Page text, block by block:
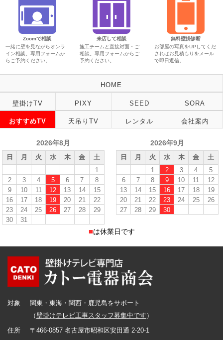
Zoomで相談
一緒に壁を見ながらオンラ
イン相談。専用フォームか
らご予約ください。
来店して相談
施工チームと直接対面・ご
相談。専用フォームからご
予約ください。
無料壁掛診断
お部屋の写真をUPしてくだ
さればお見積もりをメール
で即日返信。
HOME
壁掛けTV PIXY SEED SORA
おすすめTV 天吊りTV レンタル 会社案内
2026年8月
日 月 火 水 木 金
土
1
2
3 4 5 6 7
8
9
10 11 12 13 14
15
16
17 18 19 20 21
22
23
24 25 26 27 28
29
30
31
2026年9月
日 月 火 水 木 金
土
1
2 3 4
5
6
7 8 9 10 11
12
13
14 15 16 17 18
19
20
21 22 23 24 25
26
27
28 29 30
■は休業日です
対象
関東・東海・関西・鹿児島をサポート
（壁掛けテレビ工事スタッフ募集中です ）
住所
〒466-0857 名古屋市昭和区安田通 2-20-1